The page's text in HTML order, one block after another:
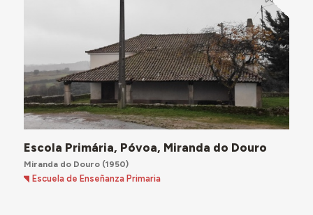
Escola Primária, Póvoa, Miranda do Douro
Miranda do Douro(1950)
Escuela de Enseñanza Primaria